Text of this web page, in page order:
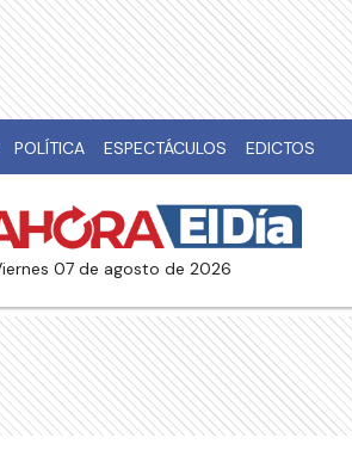
POLÍTICA ESPECTÁCULOS EDICTOS
viernes 07 de agosto de 2026